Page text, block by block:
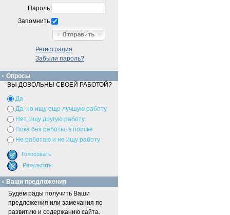
Пароль
Запомнить
Регистрация
Забыли пароль?
Опросы
ВЫ ДОВОЛЬНЫ СВОЕЙ РАБОТОЙ?
Да
Да, но ищу еще лучшую работу
Нет, ищу другую работу
Пока без работы, в поиске
Не работаю и не ищу работу
Ваши предложения
Будем рады получить Ваши
предложения или замечания по
развитию и содержанию сайта.